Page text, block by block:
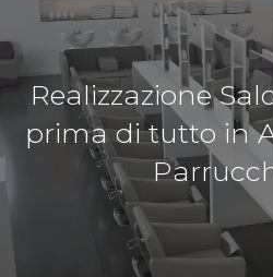
Realizzazione
prima di tutto in